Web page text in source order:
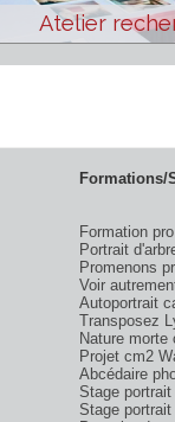
Bt